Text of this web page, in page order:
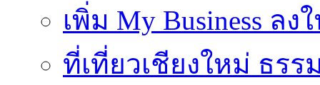
เพิ่ม My Business ลง
ที่เที่ยวเชียงใหม่ ธร